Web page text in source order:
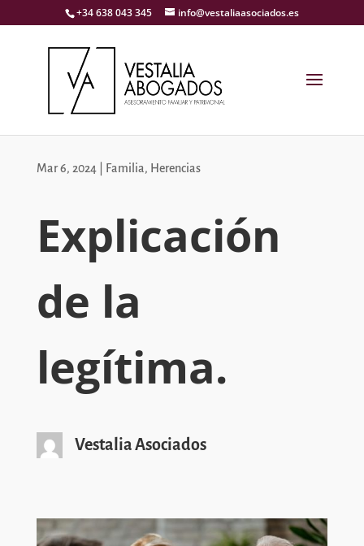
+34 638 043 345 info@vestaliaasociados.es
Mar 6, 2024| Familia, Herencias
Explicación
de la
legítima.
Vestalia Asociados